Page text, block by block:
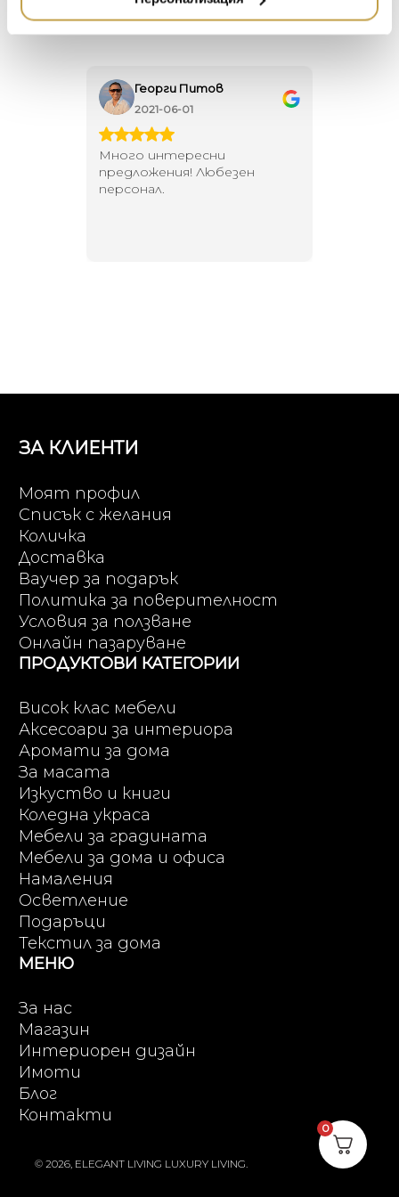
Георги Питов
2021-06-01
Много интересни
предложения! Любезен
персонал.
ЗА КЛИЕНТИ
Моят профил
Списък с желания
Количка
Доставка
Ваучер за подарък
Политика за поверителност
Условия за ползване
Онлайн пазаруване
ПРОДУКТОВИ КАТЕГОРИИ
Висок клас мебели
Аксесоари за интериора
Аромати за дома
За масата
Изкуство и книги
Коледна украса
Мебели за градината
Мебели за дома и офиса
Намаления
Осветление
Подаръци
Текстил за дома
МЕНЮ
За нас
Магазин
Интериорен дизайн
Имоти
Блог
Контакти
© 2026, ELEGANT LIVING LUXURY LIVING.
DUTCHBONE
0